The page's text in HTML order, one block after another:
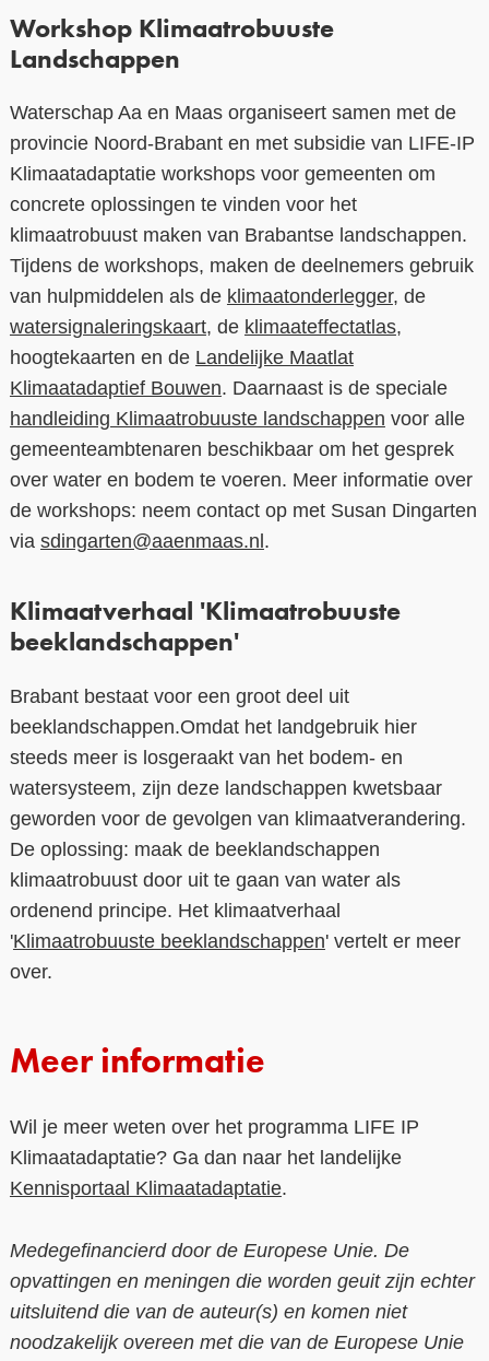
Workshop Klimaatrobuuste
Landschappen
Waterschap Aa en Maas organiseert samen met de
provincie Noord-Brabant en met subsidie van LIFE-IP
Klimaatadaptatie workshops voor gemeenten om
concrete oplossingen te vinden voor het
klimaatrobuust maken van Brabantse landschappen.
Tijdens de workshops, maken de deelnemers gebruik
van hulpmiddelen als de klimaatonderlegger, de
watersignaleringskaart, de klimaateffectatlas,
hoogtekaarten en de Landelijke Maatlat
Klimaatadaptief Bouwen. Daarnaast is de speciale
handleiding Klimaatrobuuste landschappen voor alle
gemeenteambtenaren beschikbaar om het gesprek
over water en bodem te voeren. Meer informatie over
de workshops: neem contact op met Susan Dingarten
via sdingarten@aaenmaas.nl.
Klimaatverhaal 'Klimaatrobuuste
beeklandschappen'
Brabant bestaat voor een groot deel uit
beeklandschappen.Omdat het landgebruik hier
steeds meer is losgeraakt van het bodem- en
watersysteem, zijn deze landschappen kwetsbaar
geworden voor de gevolgen van klimaatverandering.
De oplossing: maak de beeklandschappen
klimaatrobuust door uit te gaan van water als
ordenend principe. Het klimaatverhaal
'Klimaatrobuuste beeklandschappen' vertelt er meer
over.
Meer informatie
Wil je meer weten over het programma LIFE IP
Klimaatadaptatie? Ga dan naar het landelijke
Kennisportaal Klimaatadaptatie.
Medegefinancierd door de Europese Unie. De
opvattingen en meningen die worden geuit zijn echter
uitsluitend die van de auteur(s) en komen niet
noodzakelijk overeen met die van de Europese Unie